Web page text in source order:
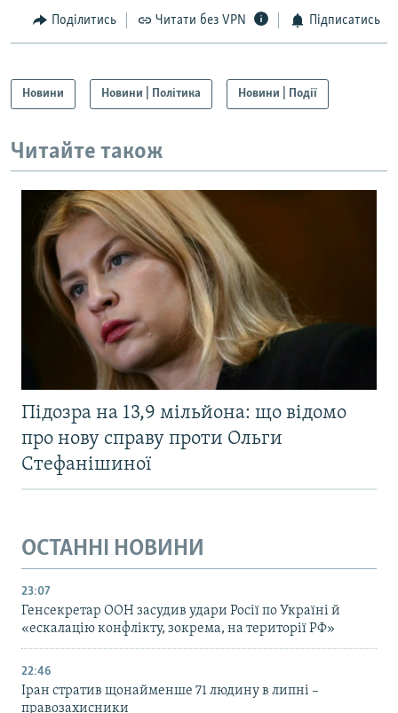
Поділитись Читати без VPN Підписатись
Новини Новини | Політика Новини | Події
Читайте також
Підозра на 13,9 мільйона: що відомо
про нову справу проти Ольги
Стефанішиної
ОСТАННІ НОВИНИ
23:07
Генсекретар ООН засудив удари Росії по Україні й
«ескалацію конфлікту, зокрема, на території РФ»
22:46
Іран стратив щонайменше 71 людину в липні –
правозахисники